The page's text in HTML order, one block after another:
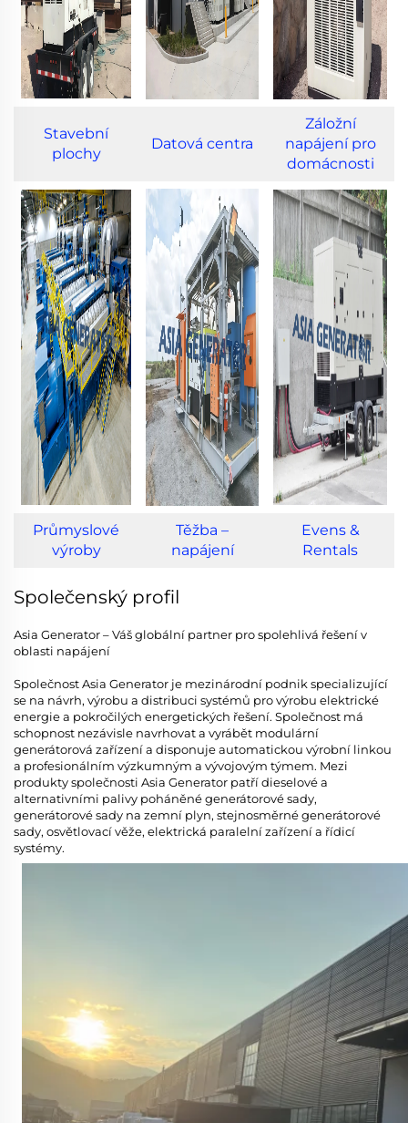
Stavební
plochy
Datová centra
Záložní
napájení pro
domácnosti
Průmyslové
výroby
Těžba –
napájení
Evens &
Rentals
Společenský profil
Asia Generator – Váš globální partner pro spolehlivá řešení v
oblasti napájení
Společnost Asia Generator je mezinárodní podnik specializující
se na návrh, výrobu a distribuci systémů pro výrobu elektrické
energie a pokročilých energetických řešení. Společnost má
schopnost nezávisle navrhovat a vyrábět modulární
generátorová zařízení a disponuje automatickou výrobní linkou
a profesionálním výzkumným a vývojovým týmem. Mezi
produkty společnosti Asia Generator patří dieselové a
alternativními palivy poháněné generátorové sady,
generátorové sady na zemní plyn, stejnosměrné generátorové
sady, osvětlovací věže, elektrická paralelní zařízení a řídicí
systémy.